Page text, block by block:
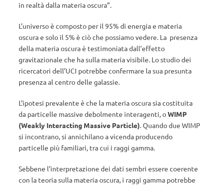
in realtà dalla materia oscura”.
L’universo è composto per il 95% di energia e materia
oscura e solo il 5% è ciò che possiamo vedere. La presenza
della materia oscura è testimoniata dall’effetto
gravitazionale che ha sulla materia visibile. Lo studio dei
ricercatori dell’UCI potrebbe confermare la sua presunta
presenza al centro delle galassie.
L’ipotesi prevalente è che la materia oscura sia costituita
da particelle massive debolmente interagenti, oWIMP
(Weakly Interacting Massive Particle). Quando due WIMP
si incontrano, si annichilano a vicenda producendo
particelle più familiari, tra cui i raggi gamma.
Sebbene l’interpretazione dei dati sembri essere coerente
con la teoria sulla materia oscura, i raggi gamma potrebbe